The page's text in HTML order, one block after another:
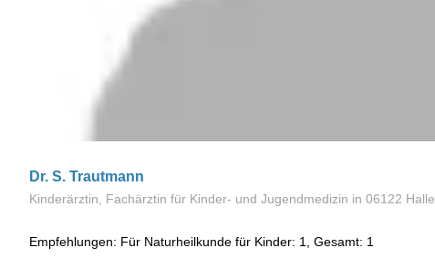
Dr. S. Trautmann
Kinderärztin, Fachärztin für Kinder- und Jugendmedizin in 06122 Halle
Empfehlungen: Für Naturheilkunde für Kinder: 1, Gesamt: 1